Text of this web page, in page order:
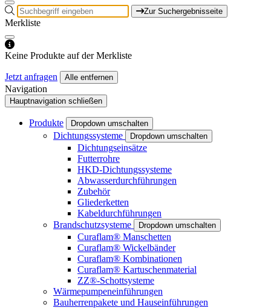
Zur Suchergebnisseite
Merkliste
Keine Produkte auf der Merkliste
Jetzt anfragen Alle entfernen
Navigation
Hauptnavigation schließen
Produkte Dropdown umschalten
Dichtungssysteme Dropdown umschalten
Dichtungseinsätze
Futterrohre
HKD-Dichtungssysteme
Abwasserdurchführungen
Zubehör
Gliederketten
Kabeldurchführungen
Brandschutzsysteme
Dropdown umschalten
Curaflam® Manschetten
Curaflam® Wickelbänder
Curaflam® Kombinationen
Curaflam® Kartuschenmaterial
ZZ®-Schottsysteme
Wärmepumpeneinführungen
Bauherrenpakete und Hauseinführungen